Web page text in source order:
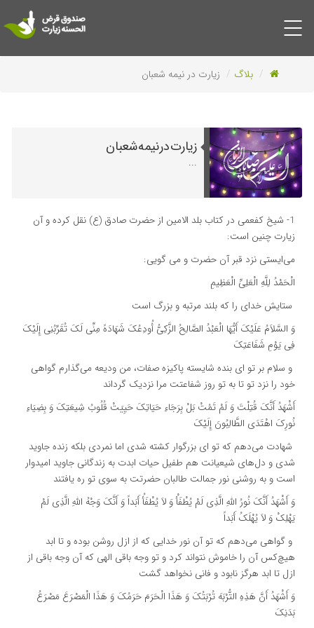
صفحه اصلی
گزارش آماری
دریافت وام
پشتیبانی مالی
بلاگ
ارتباط با ما
بلاگ زیارت در نیمه شعبان
زیارت در نیمه شعبان
...
1- شیخ کفعمى در کتاب بلد الامین از حضرت صادق (ع) نقل کرده و آن
زیارت چنین است:
مى‏‌ایستى نزد قبر آن حضرت و مى ‌گویی:
الْحَمْدُ لِلَّهِ الْعَلِیِّ الْعَظِیمِ‏
ستایش خداى را که بلند مرتبه و بزرگ است
وَ السَّلاَمُ عَلَیْکَ أَیُّهَا الْعَبْدُ الصَّالِحُ الزَّکِیُّ أُودِعُکَ شَهَادَهً مِنِّی لَکَ تُقَرِّبُنِی إِلَیْکَ
فِی یَوْمِ شَفَاعَتِکَ‏
و سلام بر تو اى بنده شایسته پاکیزه صفات، من ودیعه مى‏‌گذارم گواهى
خود را نزد تو تا به تو روز شفاعتت مرا نزدیک گرداند
أَشْهَدُ أَنَّکَ قُتِلْتَ وَ لَمْ تَمُتْ بَلْ بِرَجَاءِ حَیَاتِکَ حَیِیَتْ قُلُوبُ شِیعَتِکَ وَ بِضِیَاءِ
نُورِکَ اهْتَدَى الطَّالِبُونَ إِلَیْکَ‏
شهادت مى‌‏دهم که تو اى بزرگوار کشته شدى اما نمردى بلکه زنده جاوید
شدى و دل‌هاى شیعیانت هم طفیل حیات ابدت به زندگانى جاوید امیدوار
است و به روشنى نور جمالت طالبان حضرتت به سوى تو ره یافتند
وَ أَشْهَدُ أَنَّکَ نُورُ اللَّهِ الَّذِی لَمْ یُطْفَأْ وَ لاَ یُطْفَأُ أَبَداً وَ أَنَّکَ وَجْهُ اللَّهِ الَّذِی لَمْ
یَهْلِکْ وَ لاَ یُهْلَکُ أَبَداً
و گواهى مى‌‏دهم که تو آن نور خدایى که از ازل روشن بوده و تا ابد
هیچ‌کس آن را خاموش نتواند کرد و تو وجه باقى الهى که آن وجه باقى از
ازل تا ابد هرگز نابود و فانى نخواهد گشت
وَ أَشْهَدُ أَنَّ هَذِهِ التُّرْبَهَ تُرْبَتُکَ وَ هَذَا الْحَرَمَ حَرَمُکَ وَ هَذَا الْمَصْرَعَ مَصْرَعُ
بَدَنِکَ‏